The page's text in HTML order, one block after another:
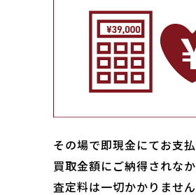
その場で即現金にてお支
買取金額にご納得されな
査定料は一切かかりません